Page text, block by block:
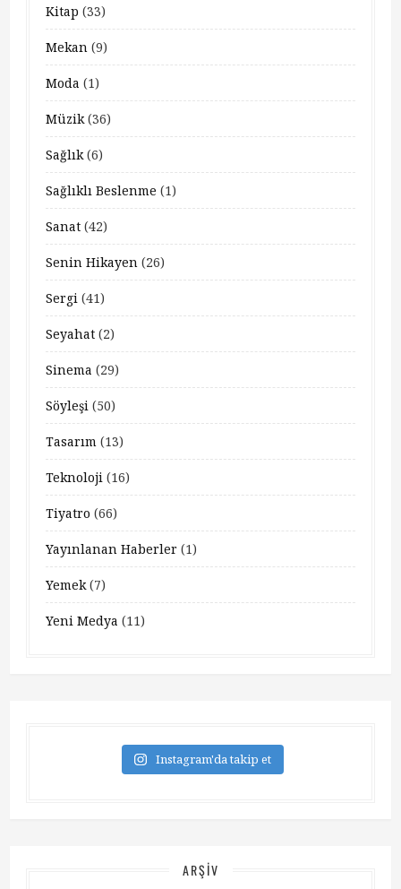
Kitap (33)
Mekan (9)
Moda (1)
Müzik(36)
Sağlık(6)
Sağlıklı Beslenme (1)
Sanat (42)
Senin Hikayen (26)
Sergi (41)
Seyahat (2)
Sinema (29)
Söyleşi (50)
Tasarım (13)
Teknoloji (16)
Tiyatro (66)
Yayınlanan Haberler (1)
Yemek(7)
Yeni Medya (11)
Instagram'da takip et
ARŞIV